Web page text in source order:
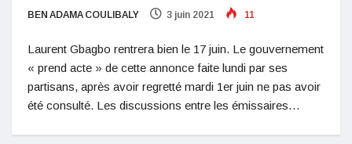
BEN ADAMA COULIBALY 3 juin 2021 11
Laurent Gbagbo rentrera bien le 17 juin. Le gouvernement
« prend acte » de cette annonce faite lundi par ses
partisans, après avoir regretté mardi 1er juin ne pas avoir
été consulté. Les discussions entre les émissaires…